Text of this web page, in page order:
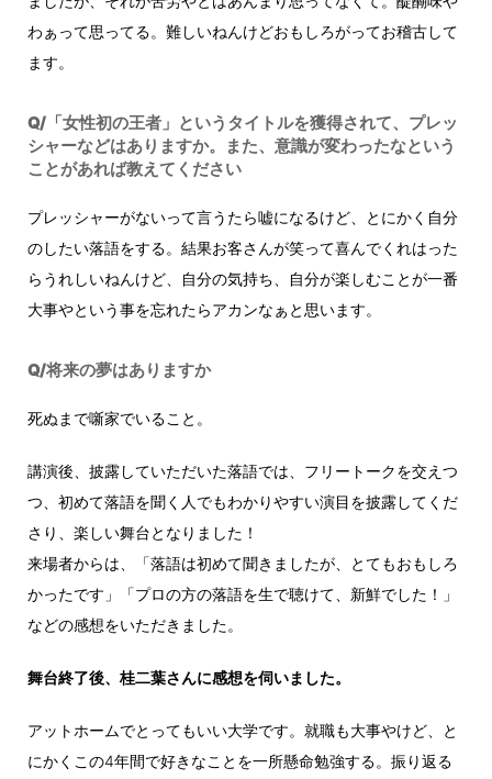
わぁって思ってる。難しいねんけどおもしろがってお稽古して
ます。
Q/「女性初の王者」というタイトルを獲得されて、プレッ
シャーなどはありますか。また、意識が変わったなという
ことがあれば教えてください
プレッシャーがないって言うたら嘘になるけど、とにかく自分
のしたい落語をする。結果お客さんが笑って喜んでくれはった
らうれしいねんけど、自分の気持ち、自分が楽しむことが一番
大事やという事を忘れたらアカンなぁと思います。
Q/将来の夢はありますか
死ぬまで噺家でいること。
講演後、披露していただいた落語では、フリートークを交えつ
つ、初めて落語を聞く人でもわかりやすい演目を披露してくだ
さり、楽しい舞台となりました！
来場者からは、「落語は初めて聞きましたが、とてもおもしろ
かったです」「プロの方の落語を生で聴けて、新鮮でした！」
などの感想をいただきました。
舞台終了後、桂二葉さんに感想を伺いました。
アットホームでとってもいい大学です。就職も大事やけど、と
にかくこの4年間で好きなことを一所懸命勉強する。振り返る